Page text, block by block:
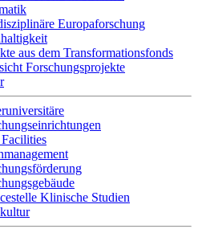
Europaforschung
aus dem Transformationsfonds
Forschungsprojekte
Klinische Studien